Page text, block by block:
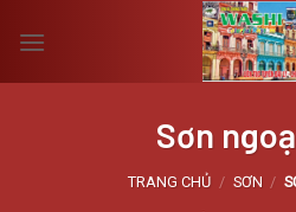
Sơn
TRANG CHỦ / SƠN /